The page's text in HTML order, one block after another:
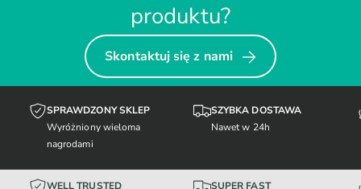
produktu?
Skontaktuj się z nami
SPRAWDZONY SKLEP
Wyróżniony wieloma
nagrodami
SZYBKA DOSTAWA
Nawet w 24h
WELL TRUSTED
SUPER FAST